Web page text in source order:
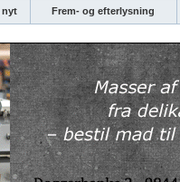
nyt Frem- og efterlysning